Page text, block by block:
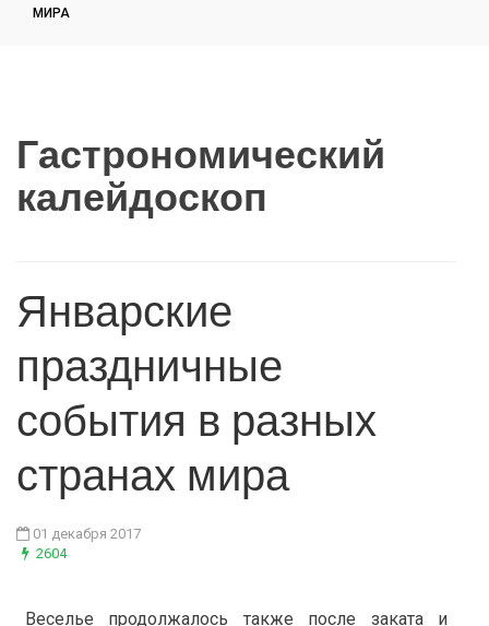
МИРА
Гастрономический
калейдоскоп
Январские
праздничные
события в разных
странах мира
01 декабря 2017
2604
Веселье продолжалось также после заката и